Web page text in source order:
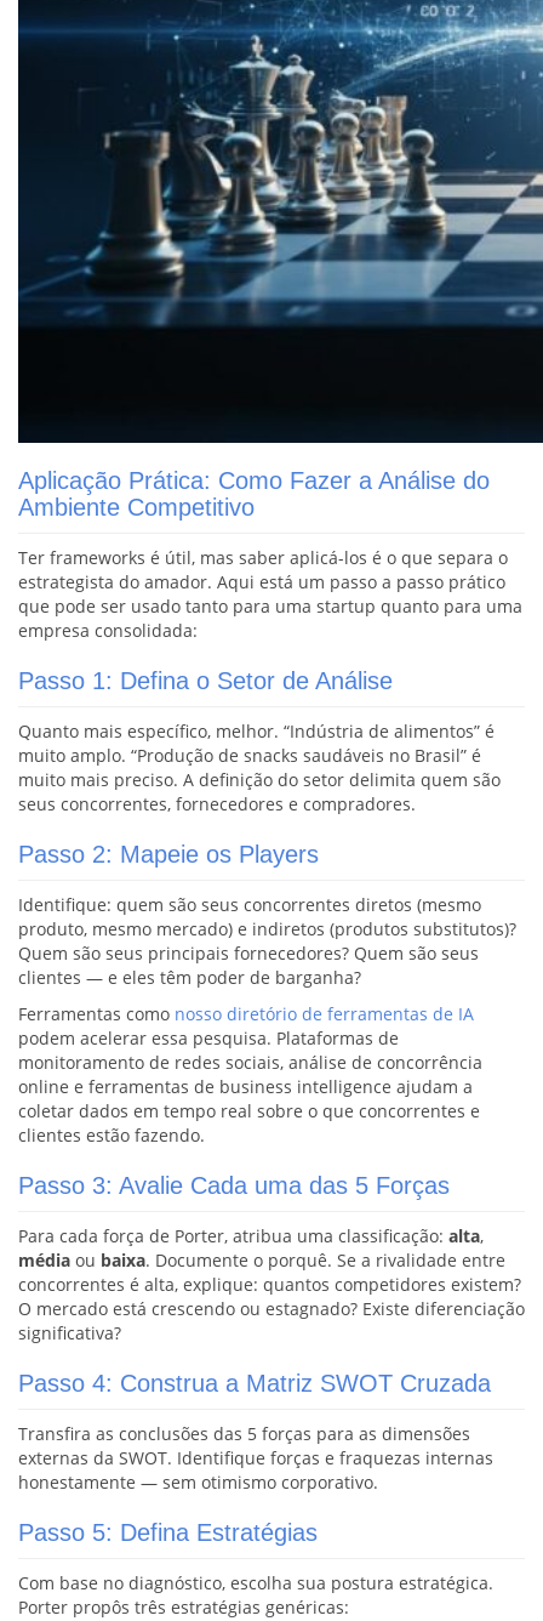
Aplicação Prática: Como Fazer a Análise do
Ambiente Competitivo
Ter frameworks é útil, mas saber aplicá-los é o que separa o
estrategista do amador. Aqui está um passo a passo prático
que pode ser usado tanto para uma startup quanto para uma
empresa consolidada:
Passo 1: Defina o Setor de Análise
Quanto mais específico, melhor. “Indústria de alimentos” é
muito amplo. “Produção de snacks saudáveis no Brasil” é
muito mais preciso. A definição do setor delimita quem são
seus concorrentes, fornecedores e compradores.
Passo 2: Mapeie os Players
Identifique: quem são seus concorrentes diretos (mesmo
produto, mesmo mercado) e indiretos (produtos substitutos)?
Quem são seus principais fornecedores? Quem são seus
clientes — e eles têm poder de barganha?
Ferramentas como nosso diretório de ferramentas de IA
podem acelerar essa pesquisa. Plataformas de
monitoramento de redes sociais, análise de concorrência
online e ferramentas de business intelligence ajudam a
coletar dados em tempo real sobre o que concorrentes e
clientes estão fazendo.
Passo 3: Avalie Cada uma das 5 Forças
Para cada força de Porter, atribua uma classificação: alta,
média ou baixa. Documente o porquê. Se a rivalidade entre
concorrentes é alta, explique: quantos competidores existem?
O mercado está crescendo ou estagnado? Existe diferenciação
significativa?
Passo 4: Construa a Matriz SWOT Cruzada
Transfira as conclusões das 5 forças para as dimensões
externas da SWOT. Identifique forças e fraquezas internas
honestamente — sem otimismo corporativo.
Passo 5: Defina Estratégias
Com base no diagnóstico, escolha sua postura estratégica.
Porter propôs três estratégias genéricas: